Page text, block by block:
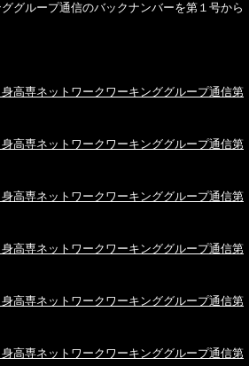
グループ通信のバックナンバーを第１号から
高専ネットワークワーキンググループ通信第
高専ネットワークワーキンググループ通信第
高専ネットワークワーキンググループ通信第
高専ネットワークワーキンググループ通信第
高専ネットワークワーキンググループ通信第
高専ネットワークワーキンググループ通信第